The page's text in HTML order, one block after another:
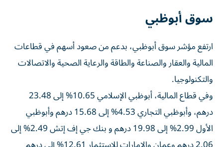
سوق أبوظبي
ارتفع مؤشر سوق أبوظبي، بدعم من صعود أسهم في قطاعات
المالية والعقار والصناعة والطاقة والرعاية الصحية والاتصالات
والتكنولوجيا.
وفي قطاع المالية، أبوظبي الإسلامي 10.65% إلى 23.48
درهم، وأبوظبي التجاري 4.53% إلى 15.68 درهم وأبوظبي
الأول 2.99% إلى 19.98 درهم و بنك جي إف إتش 2.49% إلى